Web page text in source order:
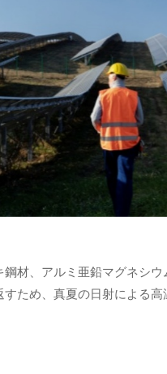
材、アルミ亜鉛マグネシ
ため、真夏の日射による